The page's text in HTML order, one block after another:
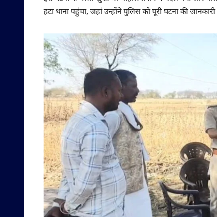
हटा थाना पहुंचा, जहां उन्होंने पुलिस को पूरी घटना की जानकारी